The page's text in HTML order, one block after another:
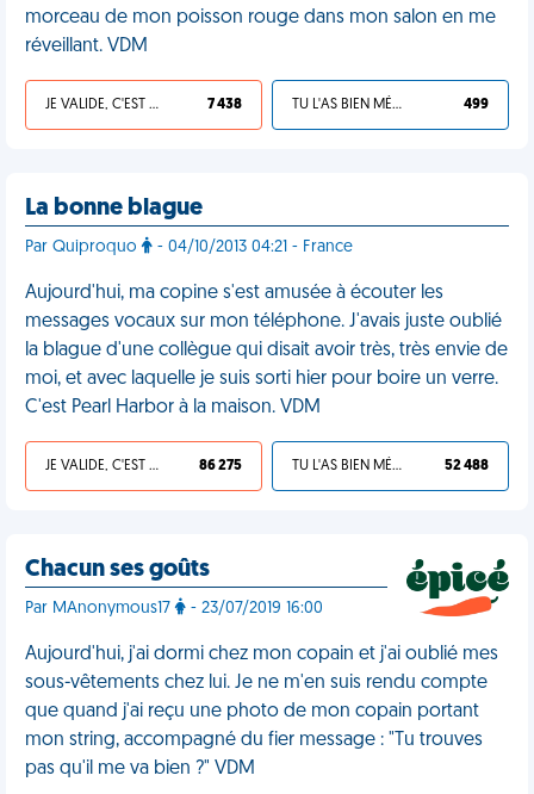
morceau de mon poisson rouge dans mon salon en me
réveillant. VDM
JE VALIDE, C'EST UNE VDM 7 438 TU L'AS BIEN MÉRITÉ 499
La bonne blague
Par Quiproquo - 04/10/2013 04:21 - France
Aujourd'hui, ma copine s'est amusée à écouter les
messages vocaux sur mon téléphone. J'avais juste oublié
la blague d'une collègue qui disait avoir très, très envie de
moi, et avec laquelle je suis sorti hier pour boire un verre.
C'est Pearl Harbor à la maison. VDM
JE VALIDE, C'EST UNE VDM 86 275 TU L'AS BIEN MÉRITÉ 52 488
Chacun ses goûts
Par MAnonymous17 - 23/07/2019 16:00
Aujourd'hui, j'ai dormi chez mon copain et j'ai oublié mes
sous-vêtements chez lui. Je ne m'en suis rendu compte
que quand j'ai reçu une photo de mon copain portant
mon string, accompagné du fier message : "Tu trouves
pas qu'il me va bien ?" VDM